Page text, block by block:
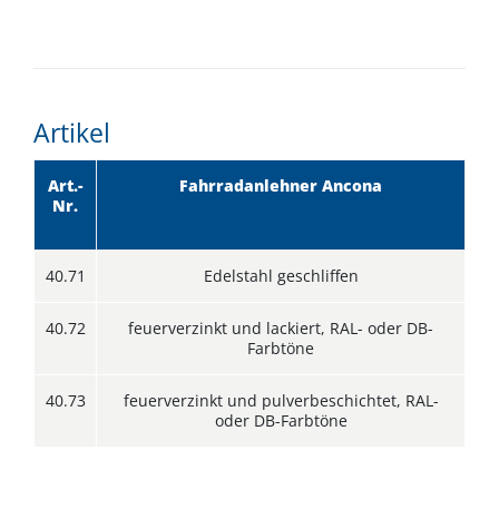
Artikel
Art.-
Nr.
Fahrradanlehner Ancona
40.71 Edelstahl geschliffen
40.72
feuerverzinkt und lackiert, RAL- oder DB-
Farbtöne
40.73
feuerverzinkt und pulverbeschichtet, RAL-
oder DB-Farbtöne